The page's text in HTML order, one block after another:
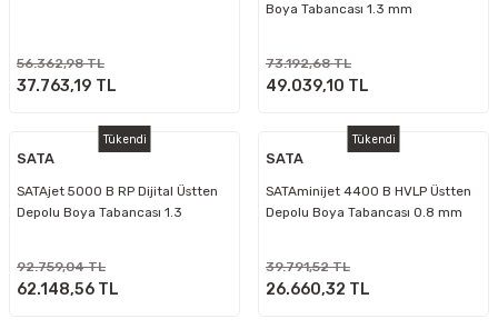
56.362,98 TL
37.763,19 TL
Boya Tabancası 1.3 mm
73.192,68 TL
49.039,10 TL
Tükendi
SATA
SATAjet 5000 B RP Dijital Üstten
Depolu Boya Tabancası 1.3
92.759,04 TL
62.148,56 TL
Tükendi
SATA
SATAminijet 4400 B HVLP Üstten
Depolu Boya Tabancası 0.8 mm
39.791,52 TL
26.660,32 TL